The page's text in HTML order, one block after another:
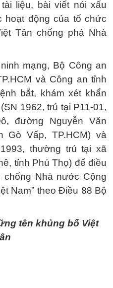
liệu, bài viết nói xấu
hoạt động của tổ chức
Tân chống phá Nhà
mạng, Bộ Công an
và Công an tỉnh
bắt, khám xét khẩn
1962, trú tại P11-01,
đường Nguyễn Văn
Gò Vấp, TP.HCM) và
thường trú tại xã
tỉnh Phú Thọ) để điều
chống Nhà nước Cộng
Nam” theo Điều 88 Bộ
tên khủng bố Việt